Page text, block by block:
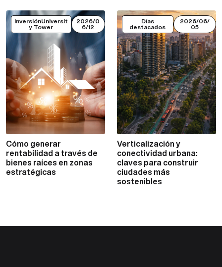
InversiónUniversit
y Tower
2026/0
6/12
VER MÁS
Cómo generar
rentabilidad a través de
bienes raíces en zonas
estratégicas
Días
destacados
2026/06/
05
VER MÁS
Verticalización y
conectividad urbana:
claves para construir
ciudades más
sostenibles